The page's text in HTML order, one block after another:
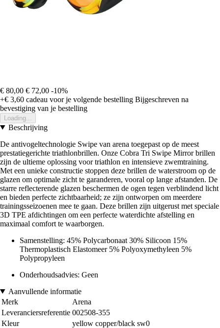
€ 80,00 € 72,00 -10%
+€ 3,60 cadeau voor je volgende bestelling Bijgeschreven na
bevestiging van je bestelling
Loading...
Beschrijving
De antivogeltechnologie Swipe van arena toegepast op de meest
prestatiegerichte triathlonbrillen. Onze Cobra Tri Swipe Mirror brillen
zijn de ultieme oplossing voor triathlon en intensieve zwemtraining.
Met een unieke constructie stoppen deze brillen de waterstroom op de
glazen om optimale zicht te garanderen, vooral op lange afstanden. De
starre reflecterende glazen beschermen de ogen tegen verblindend licht
en bieden perfecte zichtbaarheid; ze zijn ontworpen om meerdere
trainingsseizoenen mee te gaan. Deze brillen zijn uitgerust met speciale
3D TPE afdichtingen om een perfecte waterdichte afstelling en
maximaal comfort te waarborgen.
Samenstelling: 45% Polycarbonaat 30% Silicoon 15%
Thermoplastisch Elastomeer 5% Polyoxymethyleen 5%
Polypropyleen
Onderhoudsadvies: Geen
Aanvullende informatie
Merk
Arena
Leveranciersreferentie 002508-355
Kleur
yellow copper/black sw0